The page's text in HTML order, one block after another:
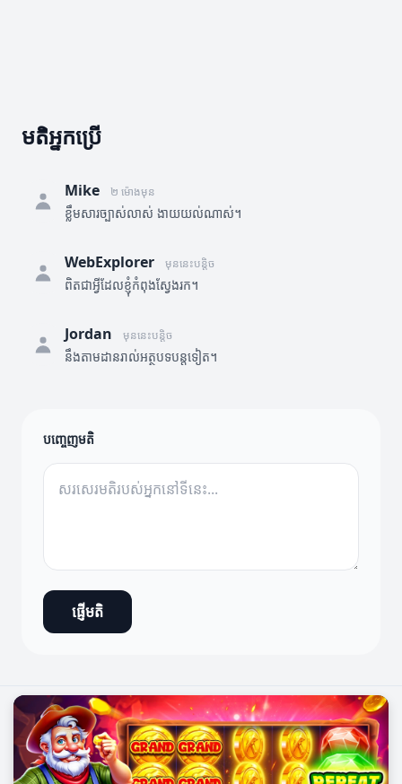
មតិអ្នកប្រើ
Mike ២ ម៉ោងមុន
ខ្លឹមសារច្បាស់លាស់ ងាយយល់ណាស់។
WebExplorer មុននេះបន្តិច
ពិតជាអ្វីដែលខ្ញុំកំពុងស្វែងរក។
Jordan មុននេះបន្តិច
នឹងតាមដានរាល់អត្ថបទបន្តទៀត។
បញ្ចេញមតិ
ផ្ញើមតិ